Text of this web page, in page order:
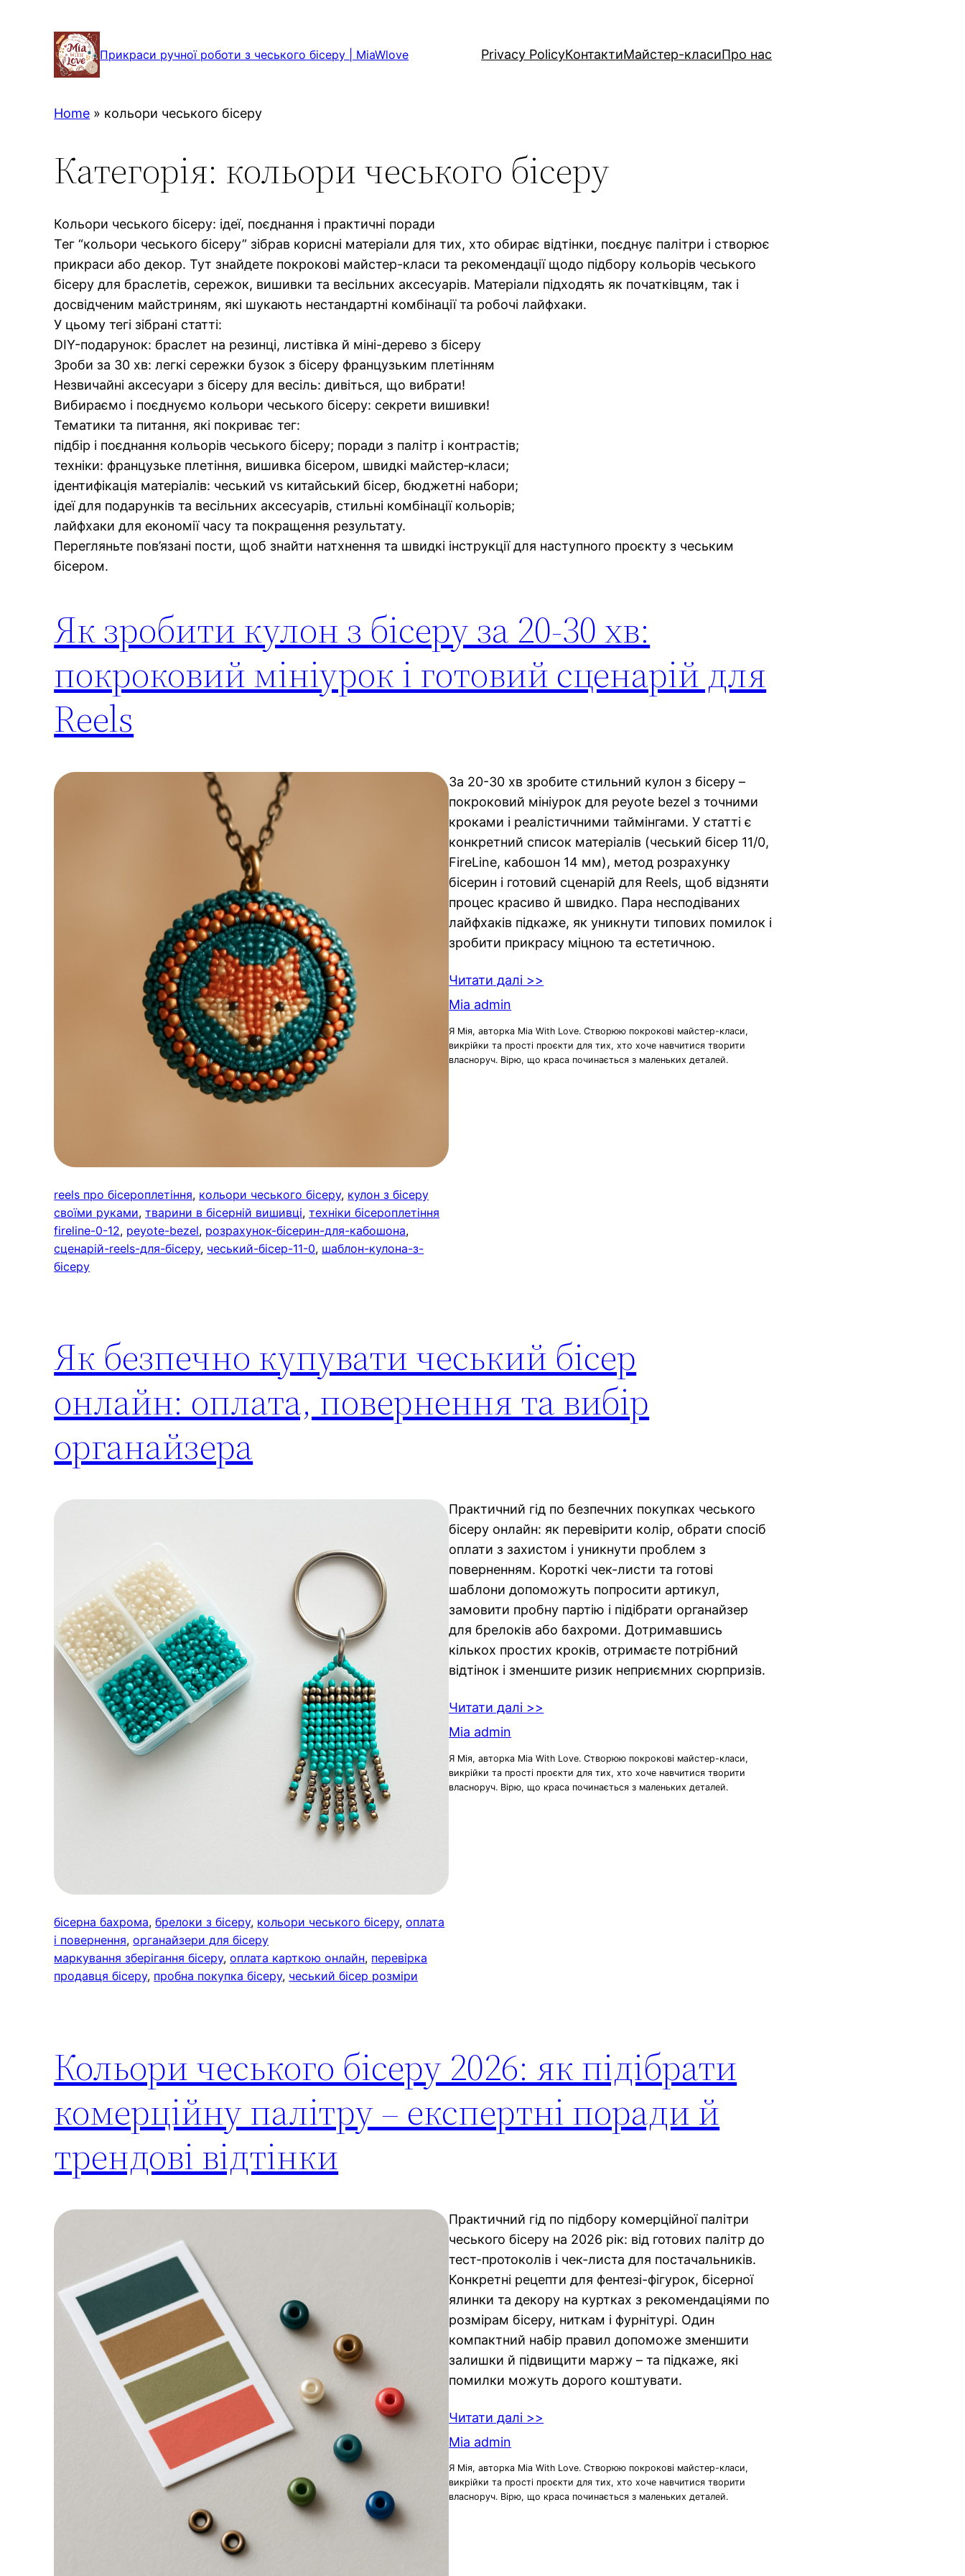
Прикраси ручної роботи з чеського бісеру | MiaWlove Privacy PolicyКонтактиМайстер-класиПро нас
Home » кольори чеського бісеру
Категорія: кольори чеського бісеру
Кольори чеського бісеру: ідеї, поєднання і практичні поради
Тег “кольори чеського бісеру” зібрав корисні матеріали для тих, хто обирає відтінки, поєднує палітри і створює
прикраси або декор. Тут знайдете покрокові майстер-класи та рекомендації щодо підбору кольорів чеського
бісеру для браслетів, сережок, вишивки та весільних аксесуарів. Матеріали підходять як початківцям, так і
досвідченим майстриням, які шукають нестандартні комбінації та робочі лайфхаки.
У цьому тегі зібрані статті:
DIY-подарунок: браслет на резинці, листівка й міні-дерево з бісеру
Зроби за 30 хв: легкі сережки бузок з бісеру французьким плетінням
Незвичайні аксесуари з бісеру для весіль: дивіться, що вибрати!
Вибираємо і поєднуємо кольори чеського бісеру: секрети вишивки!
Тематики та питання, які покриває тег:
підбір і поєднання кольорів чеського бісеру; поради з палітр і контрастів;
техніки: французьке плетіння, вишивка бісером, швидкі майстер‑класи;
ідентифікація матеріалів: чеський vs китайський бісер, бюджетні набори;
ідеї для подарунків та весільних аксесуарів, стильні комбінації кольорів;
лайфхаки для економії часу та покращення результату.
Перегляньте пов’язані пости, щоб знайти натхнення та швидкі інструкції для наступного проєкту з чеським
бісером.
Як зробити кулон з бісеру за 20-30 хв:
покроковий мініурок і готовий сценарій для
Reels
reels про бісероплетіння, кольори чеського бісеру, кулон з бісеру
своїми руками, тварини в бісерній вишивці, техніки бісероплетіння
fireline-0-12, peyote-bezel, розрахунок-бісерин-для-кабошона
сценарій-reels-для-бісеру, чеський-бісер-11-0, шаблон-кулона-з-
бісеру
За 20-30 хв зробите стильний кулон з бісеру –
покроковий мініурок для peyote bezel з точними
кроками і реалістичними таймінгами. У статті є
конкретний список матеріалів (чеський бісер 11/0,
FireLine, кабошон 14 мм), метод розрахунку
бісерин і готовий сценарій для Reels, щоб відзняти
процес красиво й швидко. Пара несподіваних
лайфхаків підкаже, як уникнути типових помилок і
зробити прикрасу міцною та естетичною.
Читати далі >>
Mia admin
Я Мія, авторка Mia With Love. Створюю покрокові майстер-класи,
викрійки та прості проєкти для тих, хто хоче навчитися творити
власноруч. Вірю, що краса починається з маленьких деталей.
Як безпечно купувати чеський бісер
онлайн: оплата, повернення та вибір
органайзера
бісерна бахрома, брелоки з бісеру, кольори чеського бісеру, оплата
і повернення, органайзери для бісеру
маркування зберігання бісеру, оплата карткою онлайн, перевірка
продавця бісеру, пробна покупка бісеру, чеський бісер розміри
Практичний гід по безпечних покупках чеського
бісеру онлайн: як перевірити колір, обрати спосіб
оплати з захистом і уникнути проблем з
поверненням. Короткі чек-листи та готові
шаблони допоможуть попросити артикул,
замовити пробну партію і підібрати органайзер
для брелоків або бахроми. Дотримавшись
кількох простих кроків, отримаєте потрібний
відтінок і зменшите ризик неприємних сюрпризів.
Читати далі >>
Mia admin
Я Мія, авторка Mia With Love. Створюю покрокові майстер-класи,
викрійки та прості проєкти для тих, хто хоче навчитися творити
власноруч. Вірю, що краса починається з маленьких деталей.
Кольори чеського бісеру 2026: як підібрати
комерційну палітру – експертні поради й
трендові відтінки
Практичний гід по підбору комерційної палітри
чеського бісеру на 2026 рік: від готових палітр до
тест-протоколів і чек-листа для постачальників.
Конкретні рецепти для фентезі-фігурок, бісерної
ялинки та декору на куртках з рекомендаціями по
розмірам бісеру, ниткам і фурнітурі. Один
компактний набір правил допоможе зменшити
залишки й підвищити маржу – та підкаже, які
помилки можуть дорого коштувати.
Читати далі >>
Mia admin
Я Мія, авторка Mia With Love. Створюю покрокові майстер-класи,
викрійки та прості проєкти для тих, хто хоче навчитися творити
власноруч. Вірю, що краса починається з маленьких деталей.